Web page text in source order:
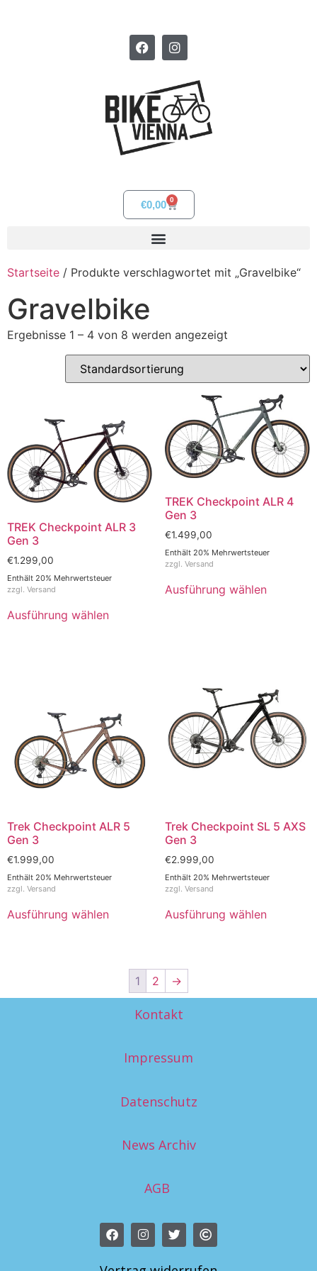
€0,00 0
Startseite / Produkte verschlagwortet mit „Gravelbike“
Gravelbike
Ergebnisse 1 – 4 von 8 werden angezeigt
TREK Checkpoint ALR 3
Gen 3
€1.299,00
Enthält 20% Mehrwertsteuer
zzgl. Versand
Ausführung wählen
TREK Checkpoint ALR 4
Gen 3
€1.499,00
Enthält 20% Mehrwertsteuer
zzgl. Versand
Ausführung wählen
Trek Checkpoint ALR 5
Gen 3
€1.999,00
Enthält 20% Mehrwertsteuer
zzgl. Versand
Ausführung wählen
Trek Checkpoint SL 5 AXS
Gen 3
€2.999,00
Enthält 20% Mehrwertsteuer
zzgl. Versand
Ausführung wählen
1 2 →
Kontakt
Impressum
Datenschutz
News Archiv
AGB